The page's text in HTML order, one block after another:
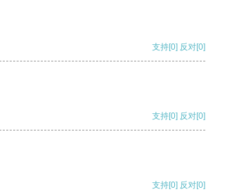
支持[0] 反对[0]
支持[0] 反对[0]
支持[0] 反对[0]